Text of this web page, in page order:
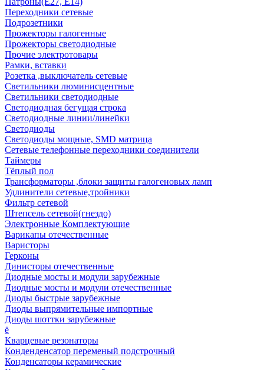
Переходники сетевые
Подрозетники
Прожекторы галогенные
Прожекторы светодиодные
Прочие электротовары
Рамки, вставки
Розетка ,выключатель сетевые
Светильники люминисцентные
Светильники светодиодные
Светодиодная бегущая строка
Светодиодные линии/линейки
Светодиоды
Светодиоды мощные, SMD матрица
Сетевые телефонные переходники соединители
Таймеры
Тёплый пол
Трансформаторы ,блоки защиты галогеновых ламп
Удлинители сетевые,тройники
Фильтр сетевой
Штепсель сетевой(гнездо)
Электронные Комплектующие
Варикапы отечественные
Варисторы
Герконы
Динисторы отечественные
Диодные мосты и модули зарубежные
Диодные мосты и модули отечественные
Диоды быстрые зарубежные
Диоды выпрямительные импортные
Диоды шоттки зарубежные
ё
Кварцевые резонаторы
Конденденсатор переменый подстрочный
Конденсаторы керамические